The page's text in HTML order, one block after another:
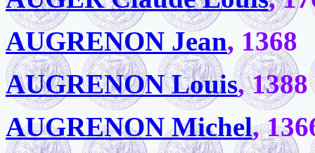
AUGRENON Jean, 1368
AUGRENON Louis, 1388
AUGRENON Michel,